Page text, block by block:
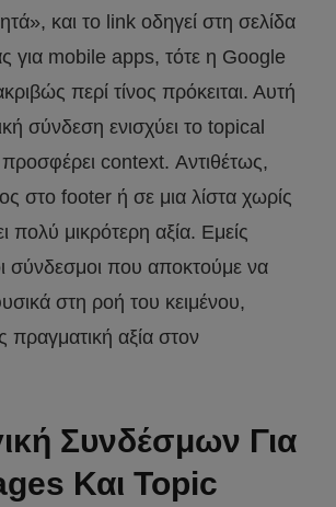
και το link οδηγεί στη σελίδα
για mobile apps, τότε η Google
περί τίνος πρόκειται. Αυτή
σύνδεση ενισχύει το topical
προσφέρει context. Αντιθέτως,
στο footer ή σε μια λίστα χωρίς
πολύ μικρότερη αξία. Εμείς
σύνδεσμοι που αποκτούμε να
στη ροή του κειμένου,
αξία στον
Συνδέσμων Για
Και Topic